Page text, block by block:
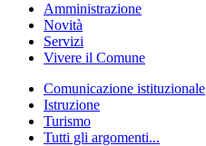
Amministrazione
Novità
Servizi
Vivere il Comune
Comunicazione istituzionale
Istruzione
Turismo
Tutti gli argomenti...